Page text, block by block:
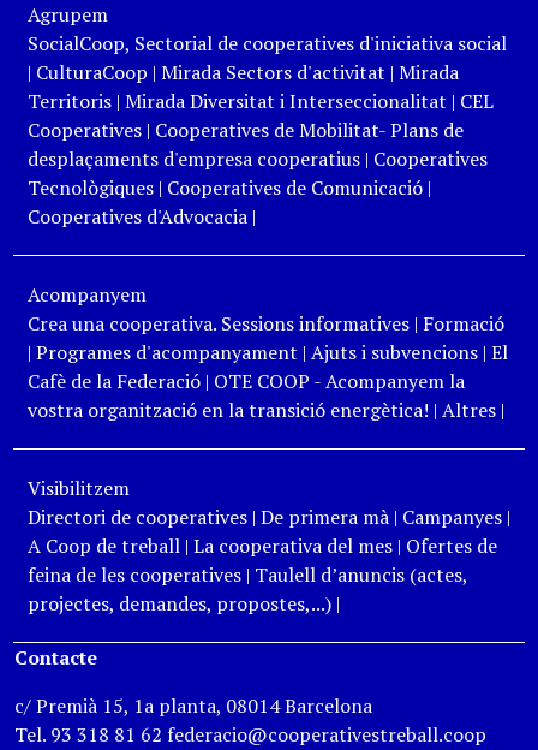
Agrupem
SocialCoop, Sectorial de cooperatives d'iniciativa social
| CulturaCoop | Mirada Sectors d'activitat | Mirada
Territoris| Mirada Diversitat i Interseccionalitat | CEL
Cooperatives| Cooperatives de Mobilitat- Plans de
desplaçaments d'empresa cooperatius| Cooperatives
Tecnològiques| Cooperatives de Comunicació|
Cooperatives d'Advocacia|
Acompanyem
Crea una cooperativa. Sessions informatives| Formació
| Programes d'acompanyament | Ajuts i subvencions| El
Cafè de la Federació| OTE COOP - Acompanyem la
vostra organització en la transició energètica! | Altres|
Visibilitzem
Directori de cooperatives| De primera mà| Campanyes|
A Coop de treball| La cooperativa del mes| Ofertes de
feina de les cooperatives| Taulell d’anuncis (actes,
projectes, demandes, propostes,...)|
Contacte
c/ Premià 15, 1a planta, 08014 Barcelona
Tel. 93 318 81 62 federacio@cooperativestreball.coop